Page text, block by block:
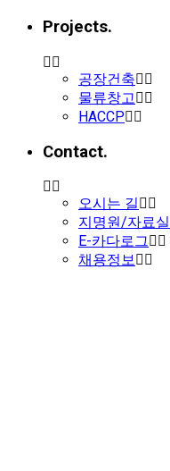
Projects.
공장건축
물류창고
HACCP
Contact.
오시는 길
지명원/자료실
E-카다로그
채용정보